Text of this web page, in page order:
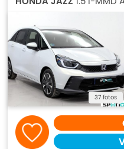
37 fotos